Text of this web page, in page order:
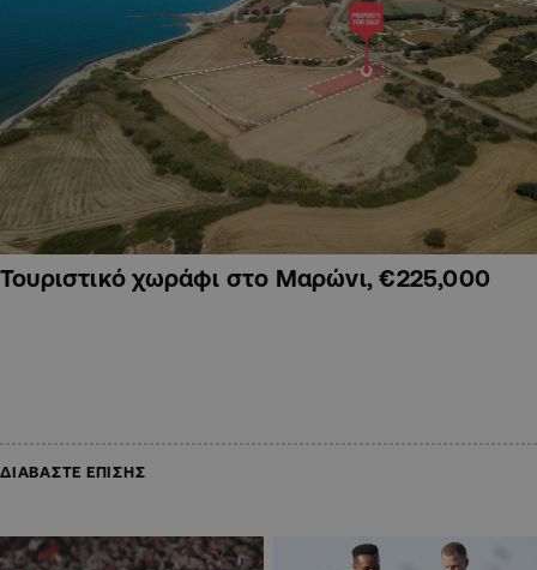
Τουριστικό χωράφι στο Μαρώνι, €225,000
ΔΙΑΒΑΣΤΕ ΕΠΙΣΗΣ